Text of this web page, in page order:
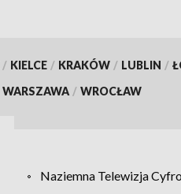
/ KIELCE / KRAKÓW / LUBLIN /
WARSZAWA / WROCŁAW
Naziemna Telewizja